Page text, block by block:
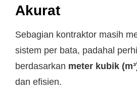
Akurat
Sebagian kontraktor masih
sistem per bata, padahal
berdasarkan meter kubik
dan efisien.